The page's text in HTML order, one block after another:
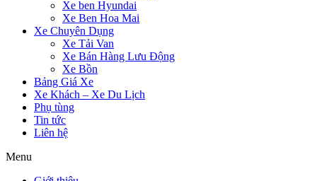
Xe ben Hyundai
Xe Ben Hoa Mai
Xe Chuyên Dụng
Xe Tải Van
Xe Bán Hàng Lưu Động
Xe Bồn
Bảng Giá Xe
Xe Khách – Xe Du Lịch
Phụ tùng
Tin tức
Liên hệ
Menu